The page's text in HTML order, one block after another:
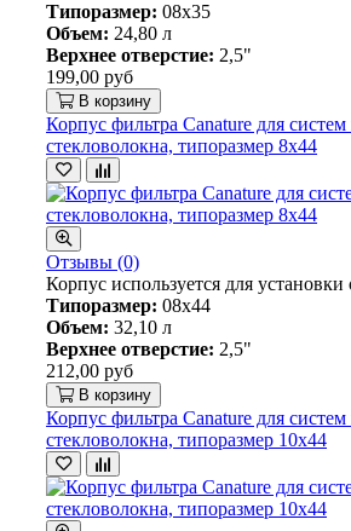
Типоразмер: 08х35
Объем: 24,80 л
Верхнее отверстие: 2,5"
199,00 руб
В корзину
Корпус фильтра Canature для
стекловолокна, типоразмер 8х44
Отзывы (0)
Корпус используется для
Типоразмер: 08х44
Объем: 32,10 л
Верхнее отверстие: 2,5"
212,00 руб
В корзину
Корпус фильтра Canature для
стекловолокна, типоразмер 10х44